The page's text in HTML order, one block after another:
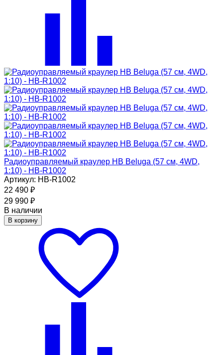
Радиоуправляемый краулер HB Beluga (57 см, 4WD,
1:10) - HB-R1002
Артикул: HB-R1002
22 490 ₽
29 990 ₽
В наличии
В корзину